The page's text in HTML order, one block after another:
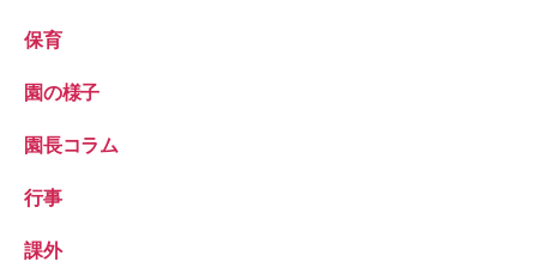
保育
園の様子
園長コラム
行事
課外